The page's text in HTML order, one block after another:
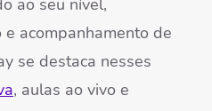
ao seu nível,
acompanhamento de
se destaca nesses
, aulas ao vivo e